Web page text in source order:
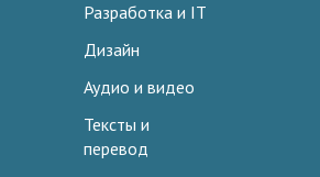
Разработка и IT
Дизайн
Аудио и видео
Тексты и
перевод